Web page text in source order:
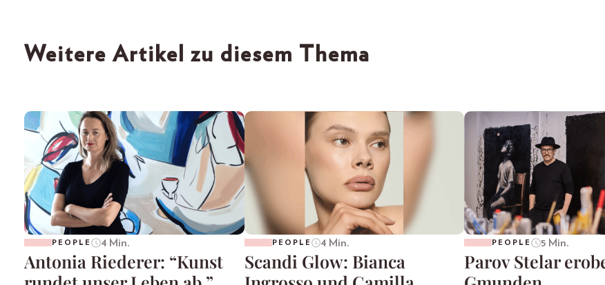
Weitere Artikel zu diesem Thema
PEOPLE 4 Min.
Antonia Riederer: “Kunst
PEOPLE 4 Min.
Scandi Glow: Bianca
PEOPLE 5 Min.
Parov Stelar